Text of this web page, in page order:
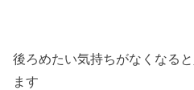
後ろめたい気持ちがなくなる
ます